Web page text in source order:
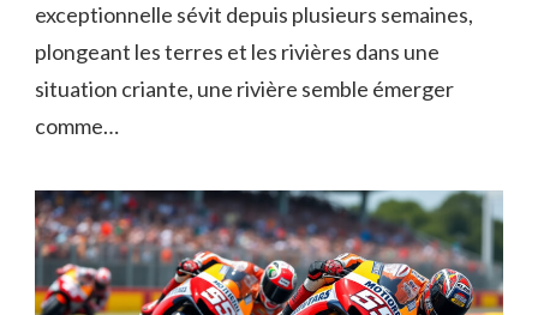
exceptionnelle sévit depuis plusieurs semaines,
plongeant les terres et les rivières dans une
situation criante, une rivière semble émerger
comme…